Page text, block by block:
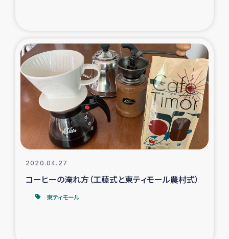
デニヤヤ小規模紅茶農家支援
コーヒー生産者支援
アイナロ県マウベシ郡でのコーヒー畑改善事業
ベイルート大規模爆発被災者支援
アグロフォレストリー（カカオ）事業
2020.04.27
コーヒーの淹れ方（工藤式と東ティモール農村式）
東ティモール